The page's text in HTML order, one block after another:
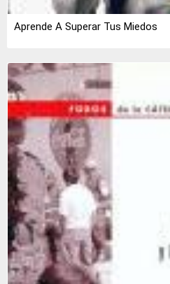
Aprende A Superar Tus Miedos